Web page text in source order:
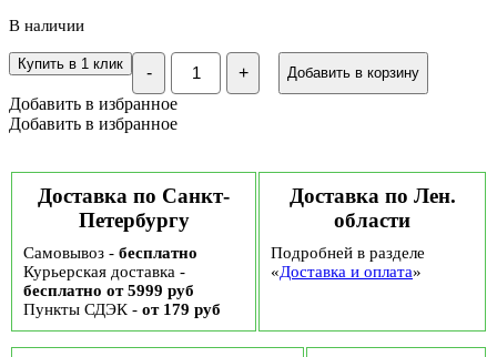
В наличии
-
Количество
Подарочная
корзина
Учителю
"Вкус
12
+ Добавить в корзину
Купить в 1 клик
Добавить в избранное
Добавить в избранное
Доставка по Санкт-
Петербургу
Самовывоз - бесплатно
Курьерская доставка -
бесплатно от 5999 руб
Пункты СДЭК - от 179 руб
Доставка по Лен.
области
Подробней в разделе
«Доставка и оплата»